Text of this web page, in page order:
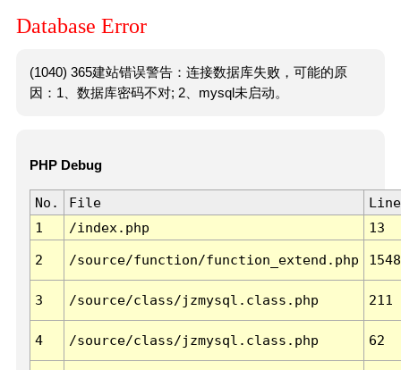
Database Error
(1040) 365建站错误警告：连接数据库失败，可能的原
因：1、数据库密码不对; 2、mysql未启动。
PHP Debug
No. File
Line
1
/index.php 13
2 /source/function/function_extend.php 1548
3 /source/class/jzmysql.class.php 211
4 /source/class/jzmysql.class.php 62